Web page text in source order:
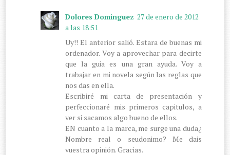
Dolores Dominguez 27 de enero de 2012
a las 18:51
Uy!! El anterior salió. Estara de buenas mi
ordenador. Voy a aprovechar para decirte
que la guia es una gran ayuda. Voy a
trabajar en mi novela según las reglas que
nos das en ella.
Escribiré mi carta de presentación y
perfeccionaré mis primeros capitulos, a
ver si sacamos algo bueno de ellos.
EN cuanto a la marca, me surge una duda¿
Nombre real o seudonimo? Me dais
vuestra opinión. Gracias.